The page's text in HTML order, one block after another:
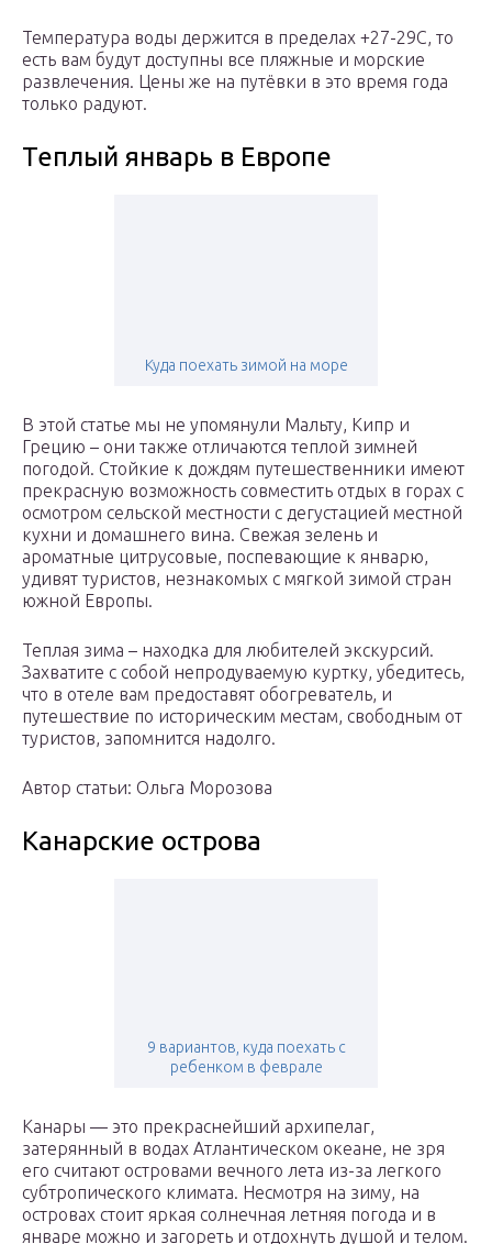
Температура воды держится в пределах +27-29С, то
есть вам будут доступны все пляжные и морские
развлечения. Цены же на путёвки в это время года
только радуют.
Теплый январь в Европе
Куда поехать зимой на море
В этой статье мы не упомянули Мальту, Кипр и
Грецию – они также отличаются теплой зимней
погодой. Стойкие к дождям путешественники имеют
прекрасную возможность совместить отдых в горах с
осмотром сельской местности с дегустацией местной
кухни и домашнего вина. Свежая зелень и
ароматные цитрусовые, поспевающие к январю,
удивят туристов, незнакомых с мягкой зимой стран
южной Европы.
Теплая зима – находка для любителей экскурсий.
Захватите с собой непродуваемую куртку, убедитесь,
что в отеле вам предоставят обогреватель, и
путешествие по историческим местам, свободным от
туристов, запомнится надолго.
Автор статьи: Ольга Морозова
Канарские острова
9 вариантов, куда поехать с
ребенком в феврале
Канары — это прекраснейший архипелаг,
затерянный в водах Атлантическом океане, не зря
его считают островами вечного лета из-за легкого
субтропического климата. Несмотря на зиму, на
островах стоит яркая солнечная летняя погода и в
январе можно и загореть и отдохнуть душой и телом.